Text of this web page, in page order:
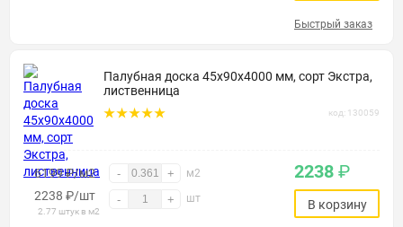
Быстрый заказ
Палубная доска 45х90х4000 мм, сорт Экстра,
лиственница
код: 130059
6199 ₽/м2 - + м2
2238 ₽/шт
2.77 штук в м2
- + шт
2238 ₽
В корзину